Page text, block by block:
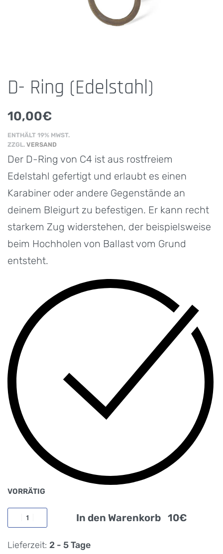
D- Ring (Edelstahl)
10,00€
ENTHÄLT 19% MWST.
ZZGL. VERSAND
Der D-Ring von C4 ist aus rostfreiem
Edelstahl gefertigt und erlaubt es einen
Karabiner oder andere Gegenstände an
deinem Bleigurt zu befestigen. Er kann recht
starkem Zug widerstehen, der beispielsweise
beim Hochholen von Ballast vom Grund
entsteht.
VORRÄTIG
In den Warenkorb
Lieferzeit: 2 - 5 Tage